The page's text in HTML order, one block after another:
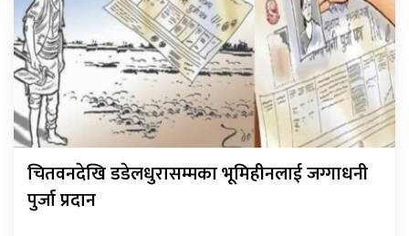
चितवनदेखि डडेलधुरासम्मका भूमिहीनलाई जग्गाधनी
पुर्जा प्रदान